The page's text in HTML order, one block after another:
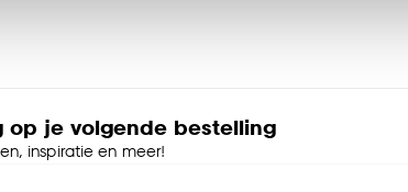
te accepteren. Je kunt er ook voor
aan huis. Samen met de adviseur kies je zonder
ingemeten en de bestelling wordt geplaatst.
op je volgende bestelling
inspiratie en meer!